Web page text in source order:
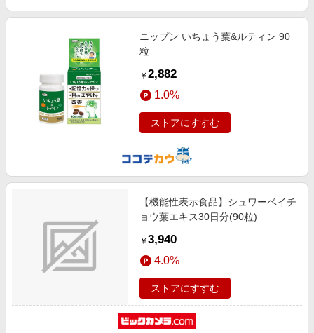
ニップン いちょう葉&ルティン 90
粒
￥ 2,882
1.0%
ストアにすすむ
【機能性表示食品】シュワーベイチ
ョウ葉エキス30日分(90粒)
￥ 3,940
4.0%
ストアにすすむ